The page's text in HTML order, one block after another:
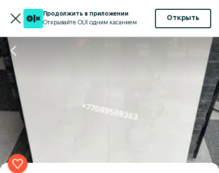
Продолжить в приложении
Открывайте OLX одним касанием
Открыть